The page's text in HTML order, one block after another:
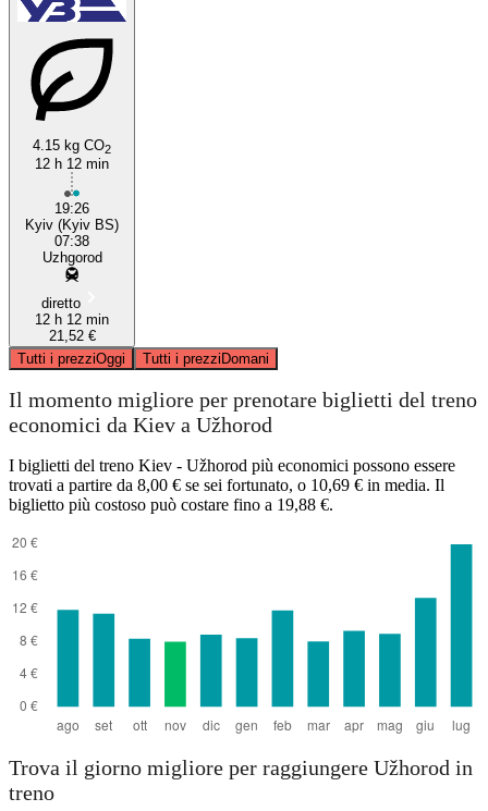
4.15 kg CO2
12 h 12 min
19:26
Kyiv (Kyiv BS)
07:38
Uzhgorod
diretto
12 h 12 min
21,52 €
Tutti i prezziOggi Tutti i prezziDomani
Il momento migliore per prenotare biglietti del treno
economici da Kiev a Užhorod
I biglietti del treno Kiev - Užhorod più economici possono essere
trovati a partire da 8,00 € se sei fortunato, o 10,69 € in media. Il
biglietto più costoso può costare fino a 19,88 €.
Trova il giorno migliore per raggiungere Užhorod in
treno